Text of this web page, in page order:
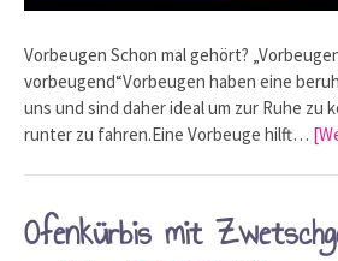
Vorbeugen Schon mal gehört?
vorbeugend“Vorbeugen haben eine
uns und sind daher ideal um zur Ruhe zu
runter zu fahren.Eine Vorbeuge hilft…
Ofenkürbis mit